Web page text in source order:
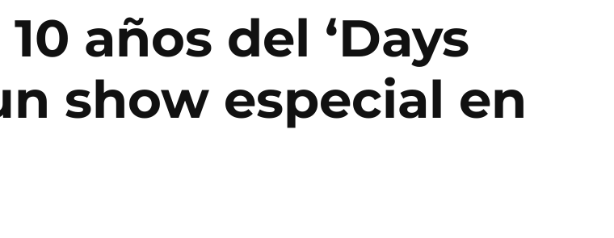
años del ‘Days
show especial en